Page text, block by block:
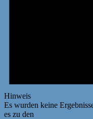
Hinweis
Es wurden keine
es zu den